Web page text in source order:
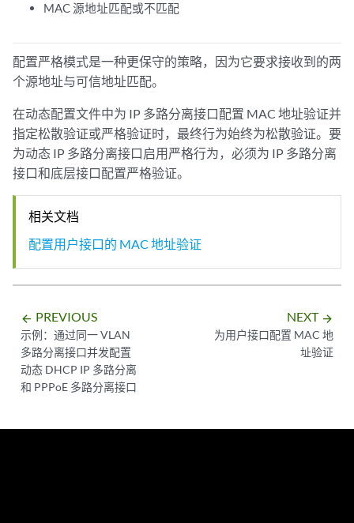
MAC 源地址匹配或不匹配
配置严格模式是一种更保守的策略，因为它要求接收到的两
个源地址与可信地址匹配。
在动态配置文件中为 IP 多路分离接口配置 MAC 地址验证并
指定松散验证或严格验证时，最终行为始终为松散验证。要
为动态 IP 多路分离接口启用严格行为，必须为 IP 多路分离
接口和底层接口配置严格验证。
相关文档
配置用户接口的 MAC 地址验证
arrow_backward PREVIOUS
示例：通过同一 VLAN
多路分离接口并发配置
动态 DHCP IP 多路分离
和 PPPoE 多路分离接口
NEXT arrow_forward
为用户接口配置 MAC 地
址验证